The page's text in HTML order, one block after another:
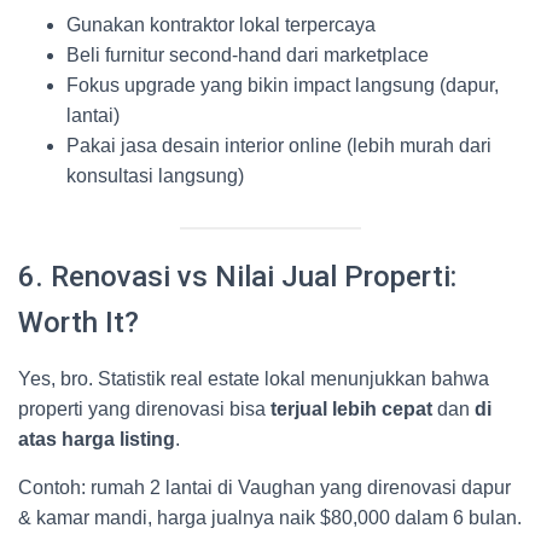
Gunakan kontraktor lokal terpercaya
Beli furnitur second-hand dari marketplace
Fokus upgrade yang bikin impact langsung (dapur,
lantai)
Pakai jasa desain interior online (lebih murah dari
konsultasi langsung)
6. Renovasi vs Nilai Jual Properti:
Worth It?
Yes, bro. Statistik real estate lokal menunjukkan bahwa
properti yang direnovasi bisa terjual lebih cepat dan di
atas harga listing.
Contoh: rumah 2 lantai di Vaughan yang direnovasi dapur
& kamar mandi, harga jualnya naik $80,000 dalam 6 bulan.